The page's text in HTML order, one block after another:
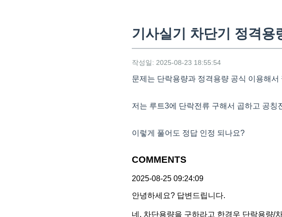
기사실기 차단기 정격용
작성일: 2025-08-23 18:55:54
문제는 단락용량과 정격용량 공식 이용해
저는 루트3에 단락전류 구해서 곱하고 공
이렇게 풀어도 정답 인정 되나요?
COMMENTS
2025-08-25 09:24:09
안녕하세요? 답변드립니다.
네, 차단용량을 구하라고 한경우 단락용량/